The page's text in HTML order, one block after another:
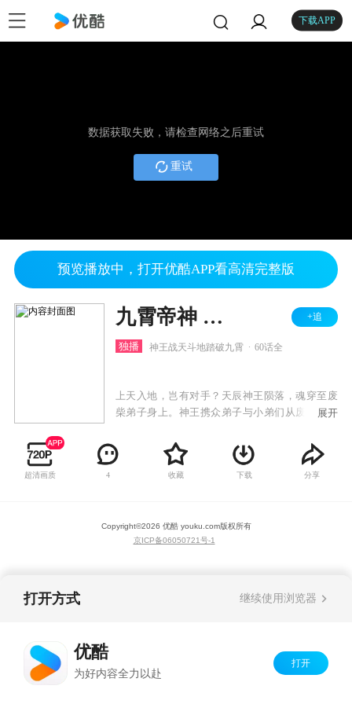
下载APP
数据获取失败，请检查网络之后重试
重试
预览播放中，打开优酷APP看高清完整版
九霄帝神 第3季 +追
独播 神王战天斗地踏破九霄 60话全
上天入地，岂有对手？天辰神王陨落，魂穿至废
柴弟子身上。神王携众弟子与小弟们从废墟中奋
发出霸气的最强音：待我回归九霄，必以神血开
苍天！
展开
超清画质 4 收藏 下载 分享
Copyright©2026 优酷 youku.com版权所有
京ICP备06050721号-1
打开方式 继续使用浏览器
优酷
为好内容全力以赴
打开